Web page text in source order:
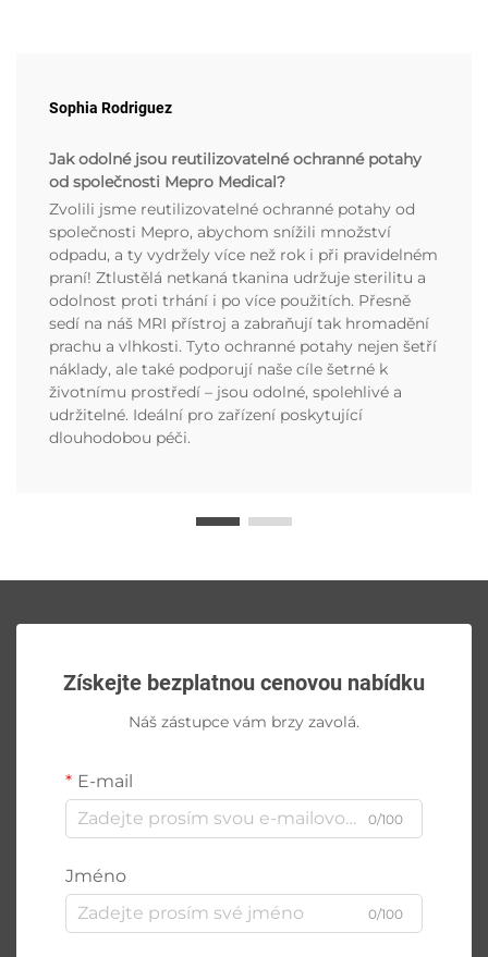
Sophia Rodriguez
Jak odolné jsou reutilizovatelné ochranné potahy
od společnosti Mepro Medical?
Zvolili jsme reutilizovatelné ochranné potahy od
společnosti Mepro, abychom snížili množství
odpadu, a ty vydržely více než rok i při pravidelném
praní! Ztlustělá netkaná tkanina udržuje sterilitu a
odolnost proti trhání i po více použitích. Přesně
sedí na náš MRI přístroj a zabraňují tak hromadění
prachu a vlhkosti. Tyto ochranné potahy nejen šetří
náklady, ale také podporují naše cíle šetrné k
životnímu prostředí – jsou odolné, spolehlivé a
udržitelné. Ideální pro zařízení poskytující
dlouhodobou péči.
Získejte bezplatnou cenovou nabídku
Náš zástupce vám brzy zavolá.
E-mail
0/100
Jméno
0/100